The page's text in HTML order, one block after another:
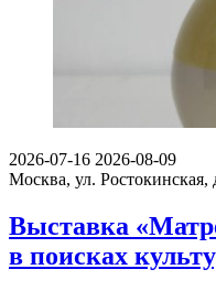
2026-07-16 2026-08-09
Москва, ул. Ростокинская,
Выставка
в поисках